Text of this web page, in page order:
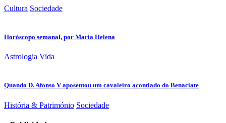
Cultura Sociedade
Horóscopo semanal, por Maria Helena
Astrologia Vida
Quando D. Afonso V aposentou um cavaleiro acontiado do Benaciate
História & Património Sociedade